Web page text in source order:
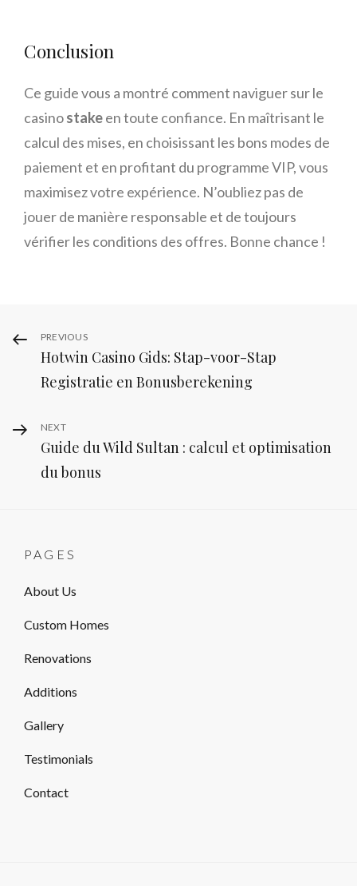
Conclusion
Ce guide vous a montré comment naviguer sur le
casinostakeen toute confiance. En maîtrisant le
calcul des mises, en choisissant les bons modes de
paiement et en profitant du programme VIP, vous
maximisez votre expérience. N’oubliez pas de
jouer de manière responsable et de toujours
vérifier les conditions des offres. Bonne chance !
Post
navigation
Previous
Post
PREVIOUS
Hotwin Casino Gids: Stap-voor-Stap
Registratie en Bonusberekening
Next
Post
NEXT
Guide du Wild Sultan : calcul et optimisation
du bonus
PAGES
About Us
Custom Homes
Renovations
Additions
Gallery
Testimonials
Contact